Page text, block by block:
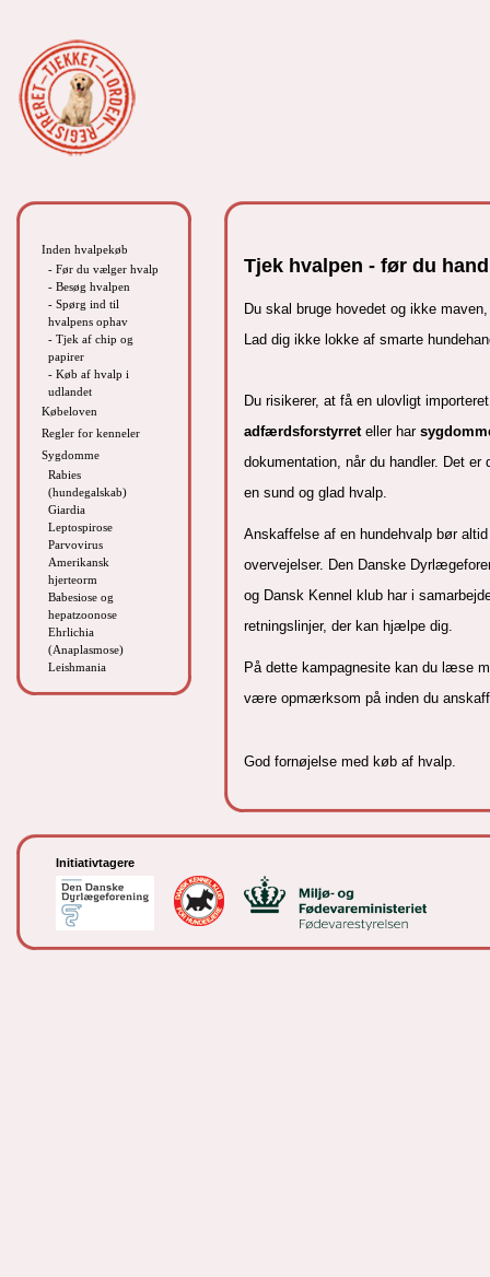
Inden hvalpekøb
- Før du vælger hvalp
- Besøg hvalpen
- Spørg ind til
hvalpens ophav
- Tjek af chip og
papirer
- Køb af hvalp i
udlandet
Købeloven
Regler for kenneler
Sygdomme
Rabies
(hundegalskab)
Giardia
Leptospirose
Parvovirus
Amerikansk
hjerteorm
Babesiose og
hepatzoonose
Ehrlichia
(Anaplasmose)
Leishmania
Tjek hvalpen - før du
Du skal bruge hovedet og ikke
Lad dig ikke lokke af smarte
Du risikerer,​ at få en ulovligt
adfærdsforstyrreteller har
dokumentation, når du handler. Det er
en sund og glad hvalp.
Anskaffelse af en hundehvalp bør
overvejelser. Den Danske
og Dansk Kennel klub har i
retningslinjer, der kan hjælpe dig.
På dette kampagnesite kan du læse
være opmærksom på inden du
God fornøjelse med køb af hvalp.
Initiativtagere